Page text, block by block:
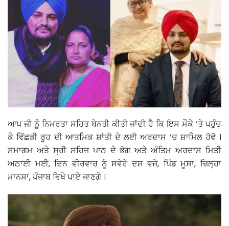
ਆਪ ਜੀ ਨੂੰ ਨਿਮਰਤਾ ਸਹਿਤ ਬੇਨਤੀ ਕੀਤੀ ਜਾਂਦੀ ਹੈ ਕਿ ਇਸ ਮੌਕੇ ‘ਤੇ ਪਹੁੰਚ
ਕੇ ਵਿੱਛੜੀ ਰੂਹ ਦੀ ਆਤਮਿਕ ਸ਼ਾਂਤੀ ਦੇ ਲਈ ਅਰਦਾਸ ‘ਚ ਸ਼ਾਮਿਲ ਹੋਵੋ ।
ਸਮਾਗਮ ਅਤੇ ਸ੍ਰੀ ਸਹਿਜ ਪਾਠ ਦੇ ਭੋਗ ਅਤੇ ਅੰਤਿਮ ਅਰਦਾਸ ਮਿਤੀ
ਅਠਾਈ ਮਈ, ਦਿਨ ਵੀਰਵਾਰ ਨੂੰ ਸਵੇਰੇ ਦਸ ਵਜੇ, ਪਿੰਡ ਮੂਸਾ, ਜ਼ਿਲ੍ਹਾ
ਮਾਨਸਾ, ਪੰਜਾਬ ਵਿਖੇ ਪਾਏ ਜਾਣਗੇ ।